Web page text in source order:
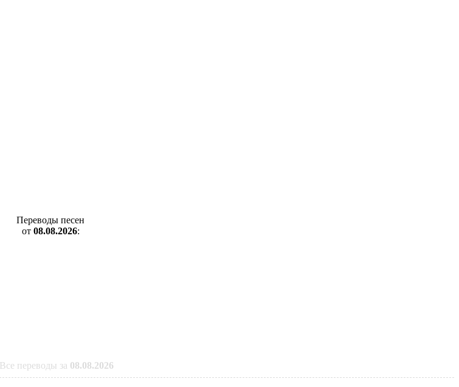
Переводы песен
от 08.08.2026:
Все переводы за 08.08.2026